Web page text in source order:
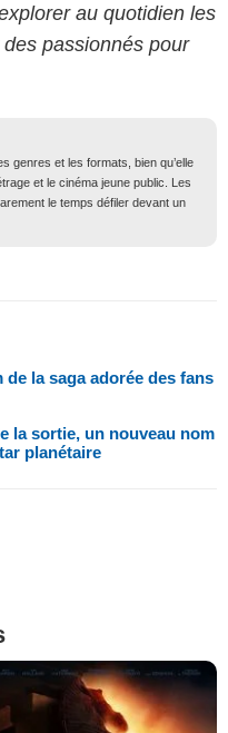
au quotidien les
passionnés pour
genres et les formats, bien qu’elle
et le cinéma jeune public. Les
le temps défiler devant un
la saga adorée des fans
la sortie, un nouveau nom
planétaire